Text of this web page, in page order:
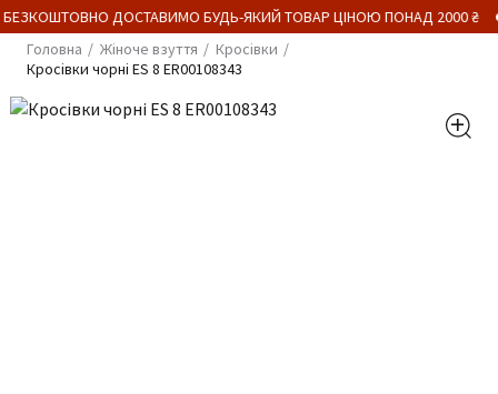
ДОСТАВИМО БУДЬ-ЯКИЙ ТОВАР ЦІНОЮ ПОНАД 2000 ₴
Головна
Жіноче взуття
Кросівки
Кросівки чорні ES 8 ER00108343